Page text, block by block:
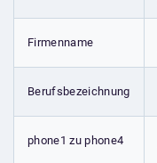
Firmenname
Berufsbezeichnung
phone1 zu phone4